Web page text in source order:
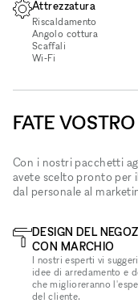
Attrezzatura
Riscaldamento
Angolo cottura
Scaffali
Wi‑Fi
FATE
Con i nostri pacchetti
avete scelto pronto per
dal personale al
DESIGN DEL
CON MARCHIO
I nostri esperti vi
idee di arredamento e
che miglioreranno
del cliente.